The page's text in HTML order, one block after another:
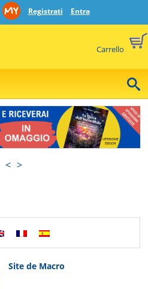
Registrati Entra
Carrello
< >
Site de Macro